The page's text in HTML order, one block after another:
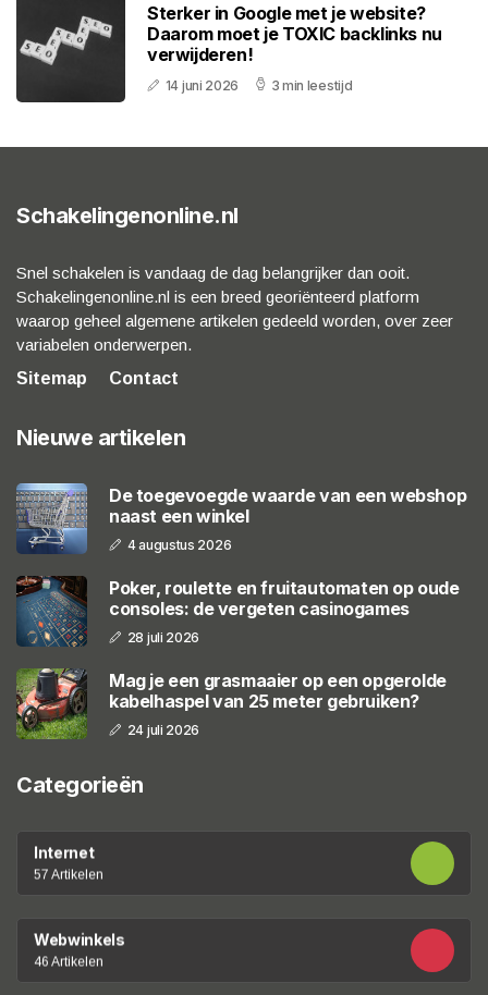
Sterker in Google met je website?
Daarom moet je TOXIC backlinks nu
verwijderen!
14 juni 2026 3 min leestijd
Schakelingenonline.nl
Snel schakelen is vandaag de dag belangrijker dan ooit.
Schakelingenonline.nl is een breed georiënteerd platform
waarop geheel algemene artikelen gedeeld worden, over zeer
variabelen onderwerpen.
Sitemap
Contact
Nieuwe artikelen
De toegevoegde waarde van een webshop
naast een winkel
4 augustus 2026
Poker, roulette en fruitautomaten op oude
consoles: de vergeten casinogames
28 juli 2026
Mag je een grasmaaier op een opgerolde
kabelhaspel van 25 meter gebruiken?
24 juli 2026
Categorieën
Internet
57 Artikelen
Webwinkels
46 Artikelen